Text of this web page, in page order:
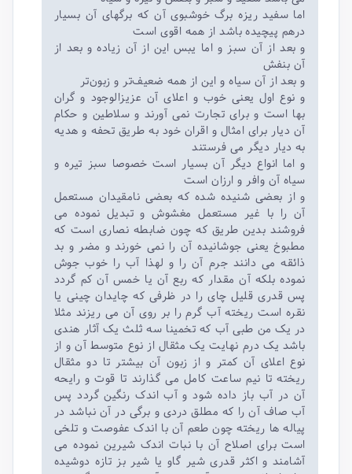
اما سفید ریزه برگ خوشبوی آن که برگهای آن بسیار
درهم پیچیده باشد از همه اقوی است
و بعد از آن سبز و اما یبس این از آن زیاده و بعد از
آن بنفش
و بعد از آن سیاه و این از همه ضعیف‌تر و زبون‌تر
و نوع اول یعنی خوب و اعلای آن عزیزالوجود و گران
بها است و برای تجارت نمی آورند و سلاطین و حکام
آن دیار برای امثال و اقران خود به طریق تحفه و هدیه
به دیار دیگر می فرستند
و اما انواع دیگر آن بسیار است خصوصا سبز تیره و
سیاه آن وافر و ارزان است
و از بعضی شنیده شده که بعضی نامقیدان مستعمل
آن را با غیر مستعمل مغشوش و تبدیل نموده می
فروشند بدین طریق که چون ضابطه نصاری است که
مطبوخ یعنی جوشانیده آن را نمی خورند و مضر و بد
ذائقه می دانند جرم آن را و لهذا آب را خوب جوش
نموده بلکه آن مقدار که ربع آن یا خمس آن کم گردد
پس قدری قلیل چای را در ظرفی که چایدان چینی یا
نقره است ریخته آب گرم را بر روی آن می ریزند مثلا
در یک من طبی آب که تخمینا سه ثلث یک آثار هندی
باشد یک درم نهایت یک مثقال از نوع متوسط آن و از
نوع اعلای آن کمتر و از زبون آن بیشتر تا دو مثقال
ریخته تا نیم ساعت کامل می گذارند تا قوت و رایحه
آن در آب باز داده شود و آب اندک رنگین گردد پس
آب صاف آن را که مطلق دردی و برگی در آن نباشد در
پیاله ها ریخته چون طعم آن با اندک عفوصت و تلخی
است برای اصلاح آن با نبات اندک شیرین نموده می
آشامند و اکثر قدری شیر گاو یا شیر بز تازه دوشیده